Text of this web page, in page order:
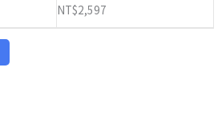
NT$2,597